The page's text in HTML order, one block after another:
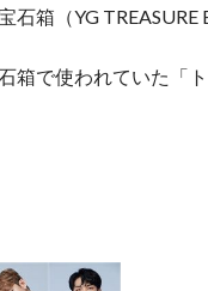
石箱（YG
箱で使われていた「